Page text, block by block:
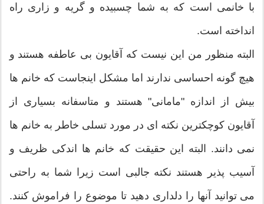
با خانمی است که به شما چسبیده و گریه و زاری راه
انداخته است.
البته منظور من این نیست که آقایون بی عاطفه هستند و
هیچ گونه احساسی ندارند اما مشکل اینجاست که خانم ها
بیش از اندازه "مامانی" هستند و متاسفانه بسیاری از
آقایون کوچکترین نکته ای در مورد تسلی خاطر به خانم ها
نمی دانند. البته این حقیقت که خانم ها اندکی ظریف و
آسیب پذیر هستند نکته جالبی است زیرا شما به راحتی
می توانید آنها را دلداری دهید تا موضوع را فراموش کنند.